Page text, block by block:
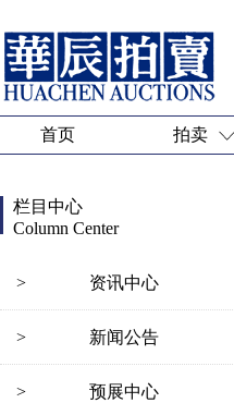
首页 拍卖
栏目中心
Column Center
> 资讯中心
> 新闻公告
> 预展中心